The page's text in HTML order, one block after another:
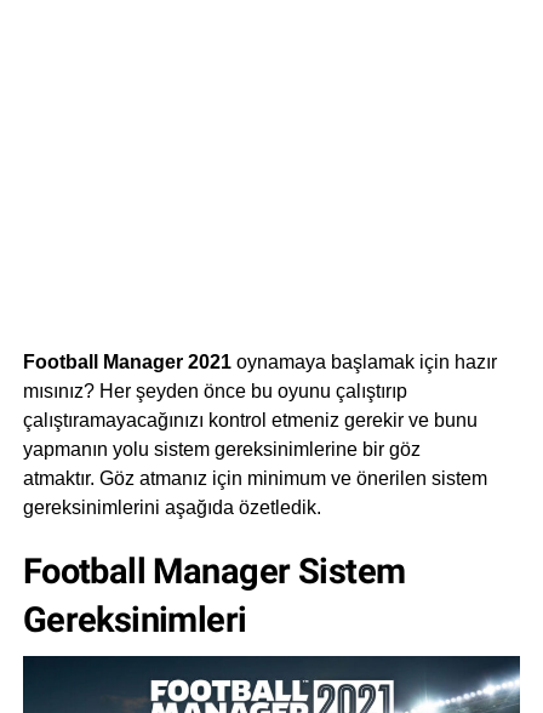
Football Manager 2021 oynamaya başlamak için hazır
mısınız? Her şeyden önce bu oyunu çalıştırıp
çalıştıramayacağınızı kontrol etmeniz gerekir ve bunu
yapmanın yolu sistem gereksinimlerine bir göz
atmaktır. Göz atmanız için minimum ve önerilen sistem
gereksinimlerini aşağıda özetledik.
Football Manager Sistem
Gereksinimleri